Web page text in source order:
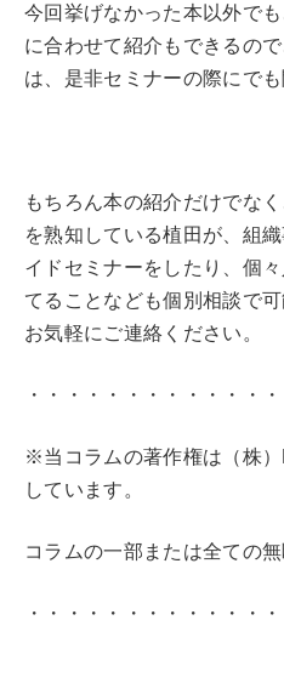
今回挙げなかった本以外で
に合わせて紹介もできるの
は、是非セミナーの際にでも
もちろん本の紹介だけでな
を熟知している植田が、組
イドセミナーをしたり、個
てることなども個別相談で
お気軽にご連絡ください。
・・・・・・・・・・・・
※当コラムの著作権は（株
しています。
コラムの一部または全ての無
・・・・・・・・・・・・